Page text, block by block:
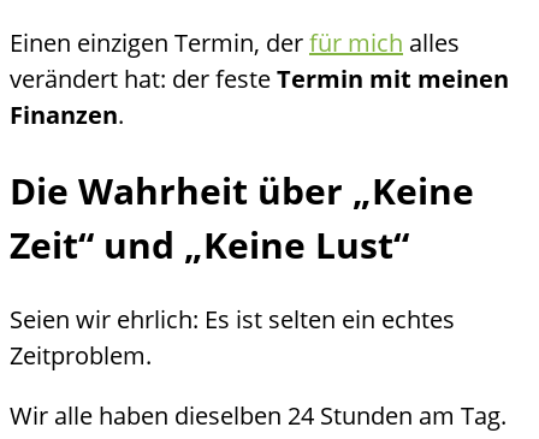
Einen einzigen Termin, derfür mich alles
verändert hat: der festeTermin mit meinen
Finanzen.
Die Wahrheit über „Keine
Zeit“ und „Keine Lust“
Seien wir ehrlich: Es ist selten ein echtes
Zeitproblem.
Wir alle haben dieselben 24 Stunden am Tag.